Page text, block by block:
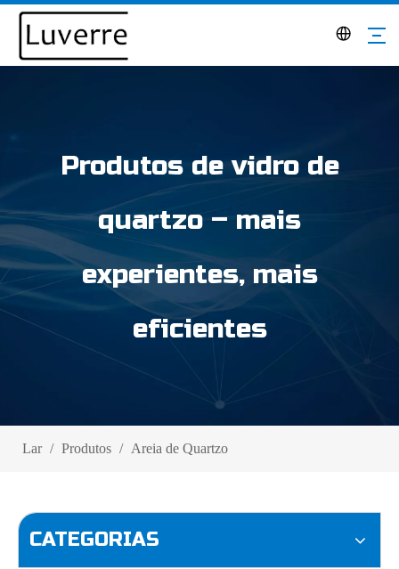
Produtos de vidro de
quartzo – mais
experientes, mais
eficientes
Lar / Produtos / Areia de Quartzo
CATEGORIAS